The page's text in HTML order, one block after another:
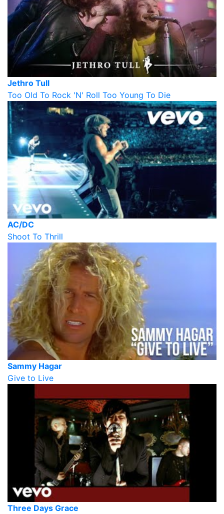
Jethro Tull
Too Old To Rock 'N' Roll Too Young To Die
AC/DC
Shoot To Thrill
Sammy Hagar
Give to Live
Three Days Grace